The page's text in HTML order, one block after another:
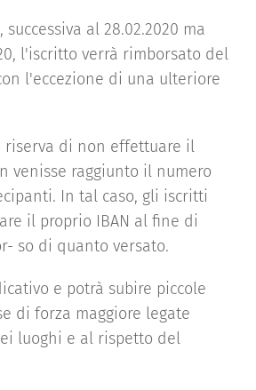
al 28.02.2020 ma
l'iscritto verrà rimborsato del
l'eccezione di una ulteriore
riserva di non effettuare il
venisse raggiunto il numero
In tal caso, gli iscritti
il proprio IBAN al fine di
so di quanto versato.
e potrà subire piccole
di forza maggiore legate
luoghi e al rispetto del